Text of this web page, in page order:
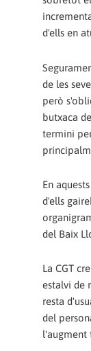
d'ells en
de les
però
butxaca
termini
En
d'ells
del Baix
La CGT
estalvi de
resta
del
l'augment